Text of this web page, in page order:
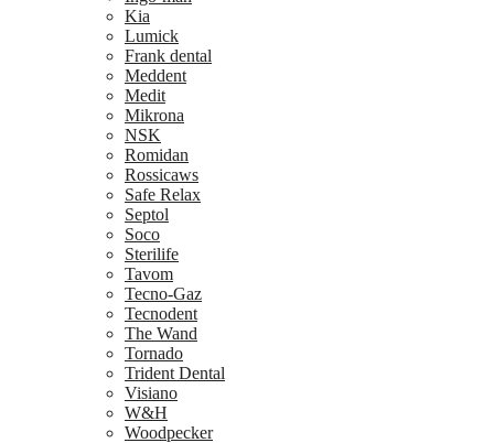
Kia
Lumick
Frank dental
Meddent
Medit
Mikrona
NSK
Romidan
Rossicaws
Safe Relax
Septol
Soco
Sterilife
Tavom
Tecno-Gaz
Tecnodent
The Wand
Tornado
Trident Dental
Visiano
W&H
Woodpecker